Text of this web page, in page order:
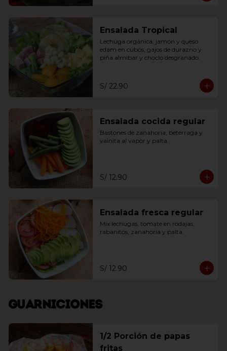
Ensalada Tropical
Lechuga orgánica, jamón y queso
edam en cubos, gajos de durazno y
piña almibar y choclo desgranado.
S/ 22.90
Ensalada cocida regular
Bastones de zanahoria, beterraga y
vainita al vapor y palta.
S/ 12.90
Ensalada fresca regular
Mix lechugas, tomate en rodajas,
rabanitos, zanahoria y palta.
S/ 12.90
Guarniciones
1/2 Porción de papas
fritas